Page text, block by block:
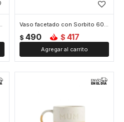
Grande - Amarillo Vaso facetado con Sorbito 600ml - Amarillo
$ 490 $ 417